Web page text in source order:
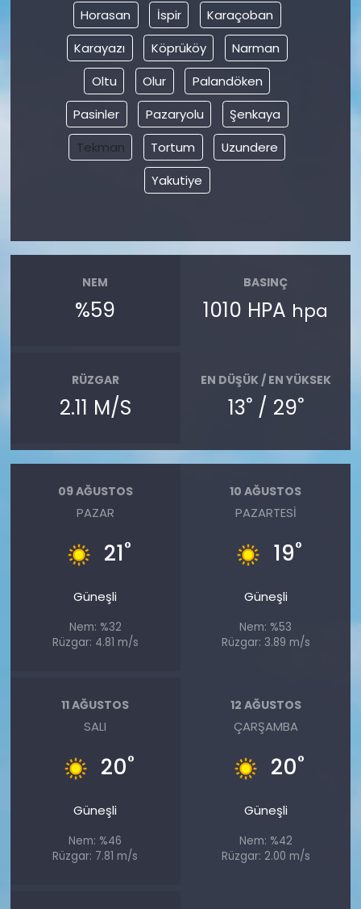
Horasan
İspir
Karaçoban
Karayazı
Köprüköy
Narman
Oltu
Olur
Palandöken
Pasinler
Pazaryolu
Şenkaya
Tekman
Tortum
Uzundere
Yakutiye
NEM
%59
BASINÇ
1010 HPA hpa
RÜZGAR
2.11 M/S
EN DÜŞÜK / EN YÜKSEK
13°/ 29°
09 AĞUSTOS
PAZAR
21°
Güneşli
Nem: %32
Rüzgar: 4.81 m/s
10 AĞUSTOS
PAZARTESI
19°
Güneşli
Nem: %53
Rüzgar: 3.89 m/s
11 AĞUSTOS
SALI
20°
Güneşli
Nem: %46
Rüzgar: 7.81 m/s
12 AĞUSTOS
ÇARŞAMBA
20°
Güneşli
Nem: %42
Rüzgar: 2.00 m/s